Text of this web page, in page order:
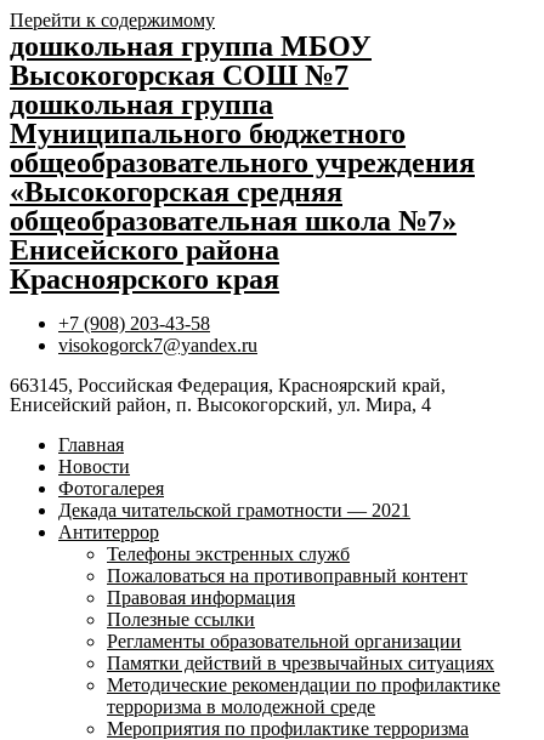
Перейти к содержимому
дошкольная группа МБОУ
Высокогорская СОШ №7
дошкольная группа
Муниципального бюджетного
общеобразовательного учреждения
«Высокогорская средняя
общеобразовательная школа №7»
Енисейского района
Красноярского края
+7 (908) 203-43-58
visokogorck7@yandex.ru
663145, Российская Федерация, Красноярский край,
Енисейский район, п. Высокогорский, ул. Мира, 4
Главная
Новости
Фотогалерея
Декада читательской грамотности — 2021
Антитеррор
Телефоны экстренных служб
Пожаловаться на противоправный контент
Правовая информация
Полезные ссылки
Регламенты образовательной организации
Памятки действий в чрезвычайных ситуациях
Методические рекомендации по профилактике
терроризма в молодежной среде
Мероприятия по профилактике терроризма